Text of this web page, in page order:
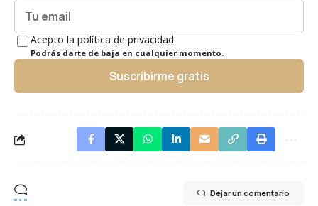
Acepto la política de privacidad.
Podrás darte de baja en cualquier momento.
Suscribirme gratis
Dejar un comentario